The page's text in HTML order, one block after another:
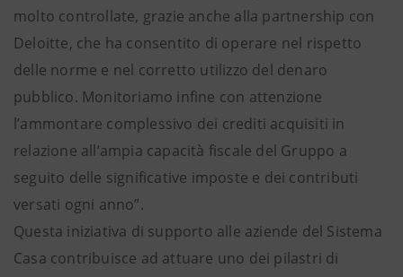
molto controllate, grazie anche alla partnership con
Deloitte, che ha consentito di operare nel rispetto
delle norme e nel corretto utilizzo del denaro
pubblico. Monitoriamo infine con attenzione
l’ammontare complessivo dei crediti acquisiti in
relazione all’ampia capacità fiscale del Gruppo a
seguito delle significative imposte e dei contributi
versati ogni anno”.
Questa iniziativa di supporto alle aziende del Sistema
Casa contribuisce ad attuare uno dei pilastri di